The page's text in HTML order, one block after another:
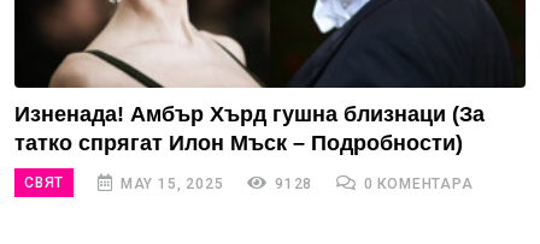
Изненада! Амбър Хърд гушна близнаци (За
татко спрягат Илон Мъск – Подробности)
СВЯТ MAY 15, 2025 9128 0 КОМЕНТАРА